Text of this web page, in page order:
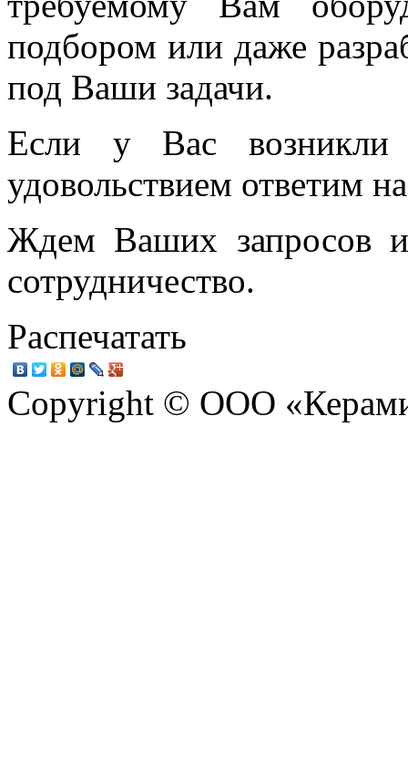
подбором или даже
под Ваши задачи.
Если у Вас
удовольствием ответим
Ждем Ваших запросов и
сотрудничество.
Распечатать
Copyright © ООО